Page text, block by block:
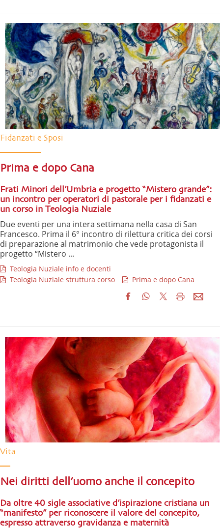
Fidanzati e Sposi
Prima e dopo Cana
Frati Minori dell’Umbria e progetto “Mistero grande”:
un incontro per operatori di pastorale per i fidanzati e
un corso in Teologia Nuziale
Due eventi per una intera settimana nella casa di San
Francesco. Prima il 6° incontro di rilettura critica dei corsi
di preparazione al matrimonio che vede protagonista il
progetto “Mistero ...
Teologia Nuziale info e docenti
Teologia Nuziale struttura corso
Prima e dopo Cana
Vita
Nei diritti dell’uomo anche il concepito
Da oltre 40 sigle associative d’ispirazione cristiana un
“manifesto” per riconoscere il valore del concepito,
espresso attraverso gravidanza e maternità